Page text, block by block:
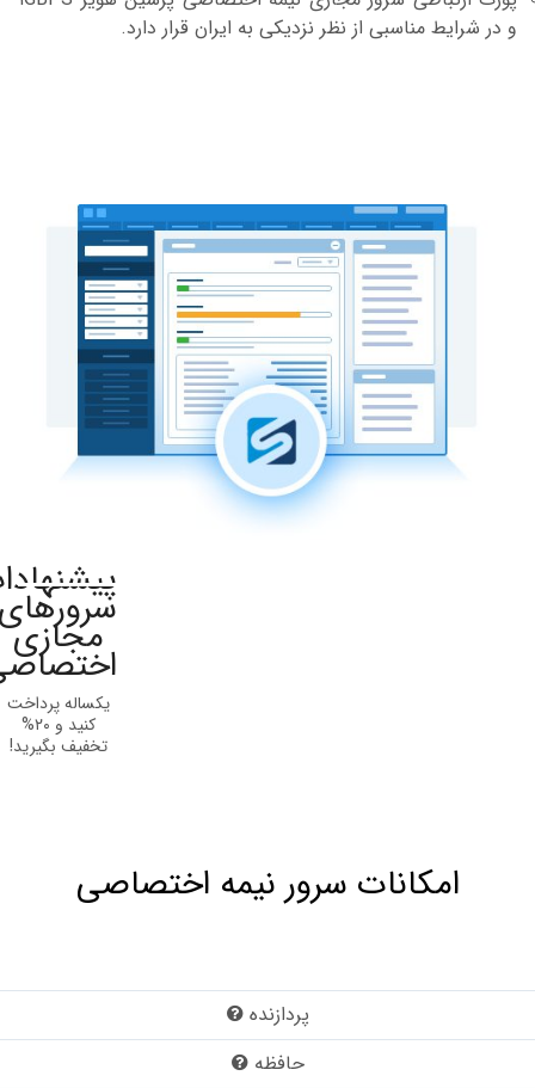
در شرایط مناسبی از نظر نزدیکی به ایران قرار دارد.
پیشنهادات
سرورهای
مجازی
اختصاصی
یکساله پرداخت
کنید و ۲۰%
تخفیف بگیرید!
امکانات سرور نیمه اختصاصی
پردازنده
حافظه